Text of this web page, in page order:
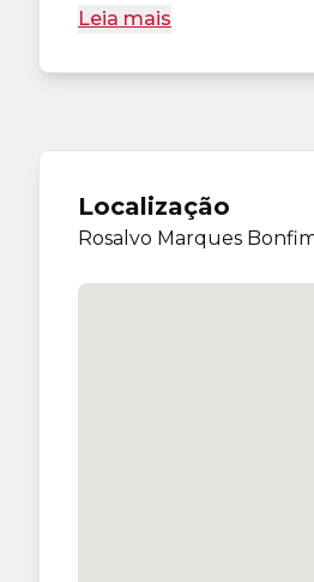
Leia mais
Localização
Rosalvo Marques